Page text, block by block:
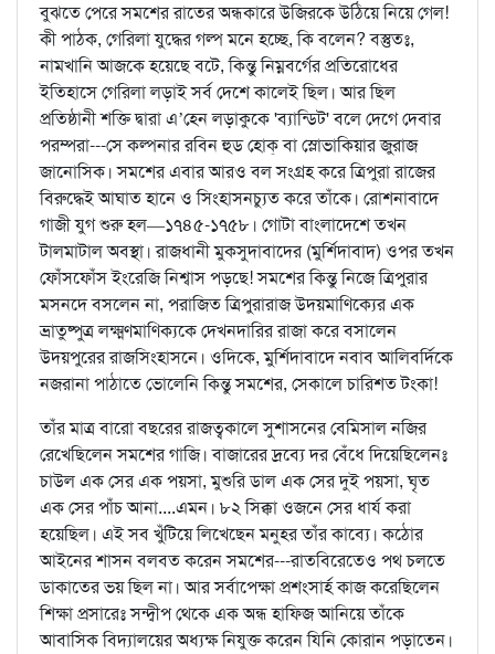
বুঝতে পেরে সমশের রাতের অন্ধকারে উজিরকে উঠিয়ে নিয়ে গেল!
কী পাঠক, গেরিলা যুদ্ধের গল্প মনে হচ্ছে, কি বলেন? বস্তুতঃ,
নামখানি আজকে হয়েছে বটে, কিন্তু নিম্নবর্গের প্রতিরোধের
ইতিহাসে গেরিলা লড়াই সর্ব দেশে কালেই ছিল। আর ছিল
প্রতিষ্ঠানী শক্তি দ্বারা এ’হেন লড়াকুকে 'ব্যান্ডিট' বলে দেগে দেবার
পরম্পরা---সে কল্পনার রবিন হুড হোক্‌ বা স্লোভাকিয়ার জুরাজ
জানোসিক। সমশের এবার আরও বল সংগ্রহ করে ত্রিপুরা রাজের
বিরুদ্ধেই আঘাত হানে ও সিংহাসনচ্যুত করে তাঁকে। রোশনাবাদে
গাজী যুগ শুরু হল—১৭৪৫-১৭৫৮। গোটা বাংলাদেশে তখন
টালমাটাল অবস্থা। রাজধানী মুকসুদাবাদের (মুর্শিদাবাদ) ওপর তখন
ফোঁসফোঁস ইংরেজি নিশ্বাস পড়ছে! সমশের কিন্তু নিজে ত্রিপুরার
মসনদে বসলেন না, পরাজিত ত্রিপুরারাজ উদয়মাণিক্যের এক
ভ্রাতুষ্পুত্র লক্ষ্মণমাণিক্যকে দেখনদারির রাজা করে বসালেন
উদয়পুরের রাজসিংহাসনে। ওদিকে, মুর্শিদাবাদে নবাব আলিবর্দিকে
নজরানা পাঠাতে ভোলেনি কিন্তু সমশের, সেকালে চারিশত টংকা!
তাঁর মাত্র বারো বছরের রাজত্বকালে সুশাসনের বেমিসাল নজির
রেখেছিলেন সমশের গাজি। বাজারের দ্রব্যে দর বেঁধে দিয়েছিলেনঃ
চাউল এক সের এক পয়সা, মুশুরি ডাল এক সের দুই পয়সা, ঘৃত
এক সের পাঁচ আনা....এমন। ৮২ সিক্কা ওজনে সের ধার্য করা
হয়েছিল। এই সব খুঁটিয়ে লিখেছেন মনুহর তাঁর কাব্যে। কঠোর
আইনের শাসন বলবত করেন সমশের---রাতবিরেতেও পথ চলতে
ডাকাতের ভয় ছিল না। আর সর্বাপেক্ষা প্রশংসার্হ কাজ করেছিলেন
শিক্ষা প্রসারেঃ সন্দ্বীপ থেকে এক অন্ধ হাফিজ আনিয়ে তাঁকে
আবাসিক বিদ্যালয়ের অধ্যক্ষ নিযুক্ত করেন যিনি কোরান পড়াতেন।